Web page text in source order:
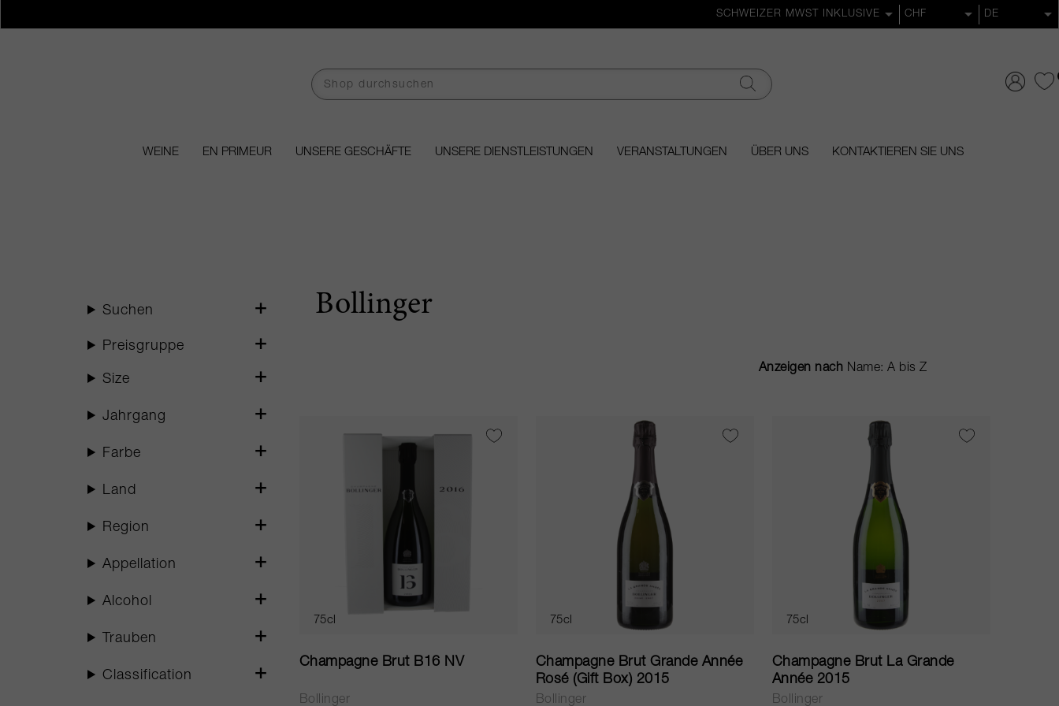
WEINE EN PRIMEUR UNSERE GESCHÄFTE UNSERE DIENSTLEISTUNGEN VERANSTALTUNGEN ÜBER UNS KONTAKTIEREN SIE UNS
Bollinger
Anzeigen nach
75cl
Champagne Brut B16 NV
Bollinger
75cl
Champagne Brut Grande Année
Rosé (Gift Box) 2015
Bollinger
75cl
Champagne Brut La Grande
Année 2015
Bollinger
Suchen
Preisgruppe
Size
Jahrgang
Farbe
Land
Region
Appellation
Alcohol
Trauben
Classification